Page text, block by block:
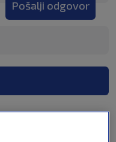
Pošalji odgovor